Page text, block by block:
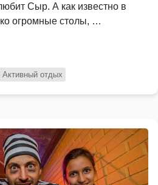
Сыр. А как известно в
огромные столы, …
Активный отдых